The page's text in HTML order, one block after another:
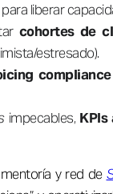
liberar
cohortes de
estresado).
compliance
impecables,
y red de